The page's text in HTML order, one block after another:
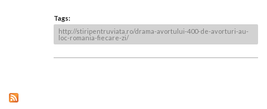
Tags:
http://stiripentruviata.ro/drama-avortului-400-de-avorturi-au-
loc-romania-fiecare-zi/